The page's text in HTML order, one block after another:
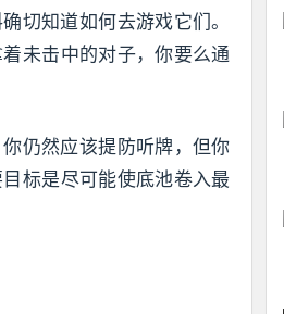
切知道如何去游戏它们。
未击中的对子，你要么通
仍然应该提防听牌，但你
标是尽可能使底池卷入最